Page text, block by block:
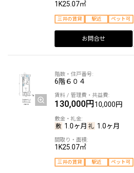
1K25.07㎡
三井の賃貸 駅近 ペット可
お問合せ
6階６０４
130,000円10,000円
1.0ヶ月 1.0ヶ月
1K25.07㎡
三井の賃貸 駅近 ペット可